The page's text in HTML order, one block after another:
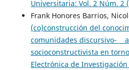
Universitaria: Vol. 2 Núm. 2
Frank Honores Barrios,
(co)construcción del
comunidades discursivo-
socioconstructivista en
Electrónica de Investigación